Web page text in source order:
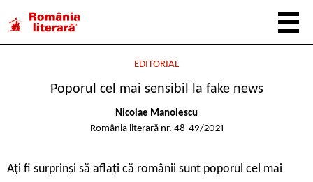
EDITORIAL
Poporul cel mai sensibil la fake news
Nicolae Manolescu
România literară nr. 48-49/2021
Ați fi surprinși să aflați că românii sunt poporul cel mai